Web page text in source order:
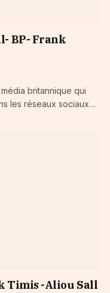
BP- Frank
britannique qui
les réseaux sociaux…
Timis -Aliou Sall